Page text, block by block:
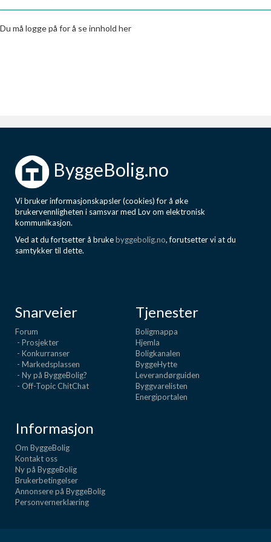
Boligmappa+
Få mer ut av Boligmappa
Du må logge på for å se innhold her
ByggeBolig.no
Vi bruker informasjonskapsler (cookies) for å øke
brukervennligheten i samsvar med Lov om elektronisk
kommunikasjon.
Ved at du fortsetter å brukebyggebolig.no, forutsetter vi at du
samtykker til dette.
Snarveier
Forum
- Prosjekter
- Konkurranser
- Markedsplassen
- Ny på ByggeBolig?
- Off-Topic ChitChat
Tjenester
Boligmappa
Hjemla
Boligkanalen
ByggeHytte
Leverandørguiden
Byggvarelisten
Energiportalen
Informasjon
Om ByggeBolig
Kontakt oss
Ny på ByggeBolig
Brukerbetingelser
Annonsere på ByggeBolig
Personvernerklæring